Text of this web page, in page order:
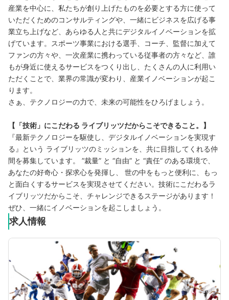
産業を中心に、私たちが創り上げたものを必要とする方に使って
いただくためのコンサルティングや、一緒にビジネスを広げる事
業立ち上げなど、あらゆる人と共にデジタルイノベーションを拡
げています。スポーツ事業における選手、コーチ、監督に加えて
ファンの方々や、一次産業に携わっている従事者の方々など、誰
もが身近に使えるサービスをつくり出し、たくさんの人に利用い
ただくことで、業界の常識が変わり、産業イノベーションが起こ
ります。
さぁ、テクノロジーの力で、未来の可能性をひろげましょう。
【「技術」にこだわる ライブリッツだからこそできること。】
『最新テクノロジーを駆使し、デジタルイノベーションを実現す
る』という ライブリッツのミッションを、共に目指してくれる仲
間を募集しています。 ”裁量” と “自由” と “責任” のある環境で、
あなたの好奇心・探求心を発揮し、 世の中をもっと便利に、もっ
と面白くするサービスを実現させてください。技術にこだわるラ
イブリッツだからこそ、チャレンジできるステージがあります！
ぜひ、一緒にイノベーションを起こしましょう。
求人情報